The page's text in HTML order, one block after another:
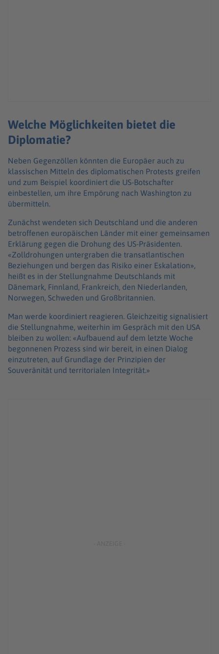
Welche Möglichkeiten bietet die
Diplomatie?
Neben Gegenzöllen könnten die Europäer auch zu
klassischen Mitteln des diplomatischen Protests greifen
und zum Beispiel koordiniert die US-Botschafter
einbestellen, um ihre Empörung nach Washington zu
übermitteln.
Zunächst wendeten sich Deutschland und die anderen
betroffenen europäischen Länder mit einer gemeinsamen
Erklärung gegen die Drohung des US-Präsidenten.
«Zolldrohungen untergraben die transatlantischen
Beziehungen und bergen das Risiko einer Eskalation»,
heißt es in der Stellungnahme Deutschlands mit
Dänemark, Finnland, Frankreich, den Niederlanden,
Norwegen, Schweden und Großbritannien.
Man werde koordiniert reagieren. Gleichzeitig signalisiert
die Stellungnahme, weiterhin im Gespräch mit den USA
bleiben zu wollen: «Aufbauend auf dem letzte Woche
begonnenen Prozess sind wir bereit, in einen Dialog
einzutreten, auf Grundlage der Prinzipien der
Souveränität und territorialen Integrität.»